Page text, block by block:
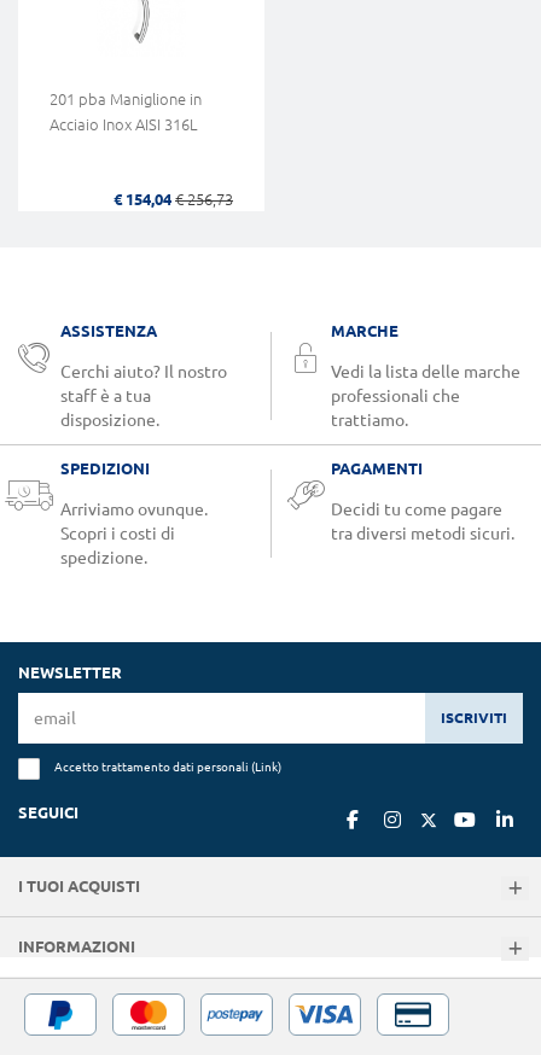
201 pba Maniglione in
Acciaio Inox AISI 316L
€ 154,04 € 256,73
ASSISTENZA
Cerchi aiuto? Il nostro
staff è a tua
disposizione.
MARCHE
Vedi la lista delle marche
professionali che
trattiamo.
SPEDIZIONI
Arriviamo ovunque.
Scopri i costi di
spedizione.
PAGAMENTI
Decidi tu come pagare
tra diversi metodi sicuri.
NEWSLETTER
ISCRIVITI
Accetto trattamento dati personali (Link)
SEGUICI
I TUOI ACQUISTI
INFORMAZIONI